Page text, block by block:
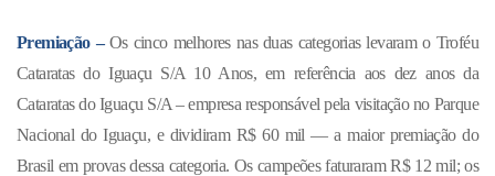
Premiação –Os cinco melhores nas duas categorias levaram o Troféu
Cataratas do Iguaçu S/A 10 Anos, em referência aos dez anos da
Cataratas do Iguaçu S/A – empresa responsável pela visitação no Parque
Nacional do Iguaçu, e dividiram R$ 60 mil — a maior premiação do
Brasil em provas dessa categoria. Os campeões faturaram R$ 12 mil; os